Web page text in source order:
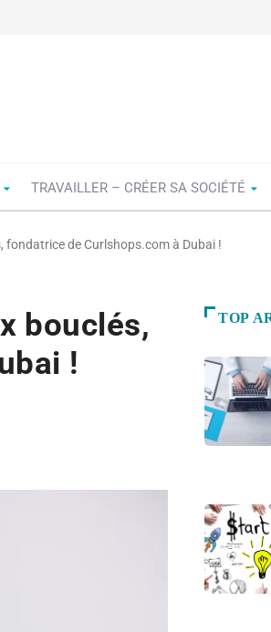
TRAVAILLER – CRÉER SA SOCIÉTÉ
fondatrice de Curlshops.com à Dubai !
bouclés,
!
TOP